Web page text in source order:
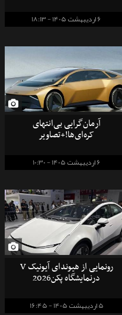
6 اردیبهشت 1405 - 18:13
آرمان‌گرایی بی‌انتهای
کره‌ای‌ها!+تصاویر
6 اردیبهشت 1405 - 10:30
رونمایی از هیوندای آیونیک V
درنمایشگاه پکن2026
5 اردیبهشت 1405 - 16:45